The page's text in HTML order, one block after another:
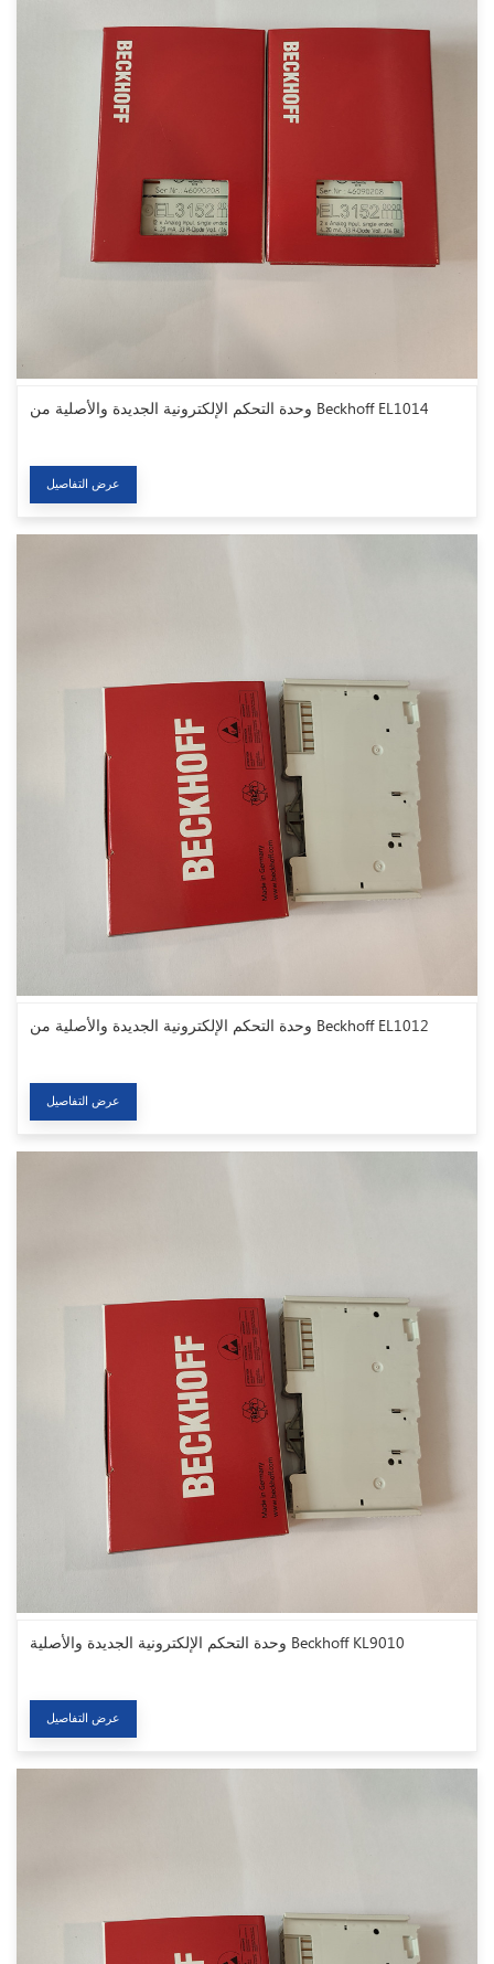
وحدة التحكم الإلكترونية الجديدة والأصلية من Beckhoff EL1014
عرض التفاصيل
وحدة التحكم الإلكترونية الجديدة والأصلية من Beckhoff EL1012
عرض التفاصيل
وحدة التحكم الإلكترونية الجديدة والأصلية Beckhoff KL9010
عرض التفاصيل